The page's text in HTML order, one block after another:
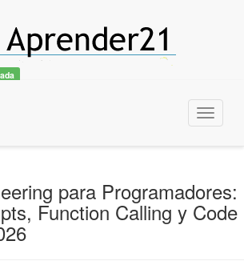
Menu
para Programadores:
Function Calling y Code